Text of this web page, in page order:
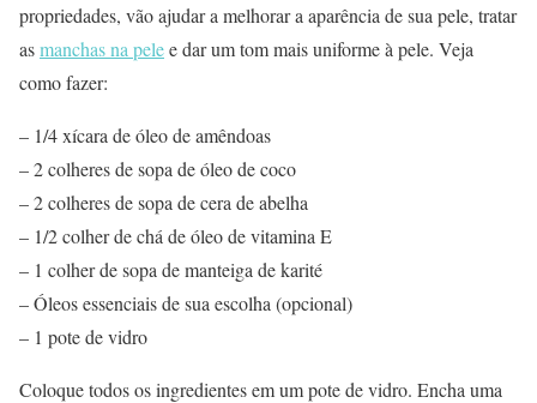
propriedades, vão ajudar a melhorar a aparência de sua pele, tratar
asmanchas na pelee dar um tom mais uniforme à pele. Veja
como fazer:
– 1/4 xícara de óleo de amêndoas
– 2 colheres de sopa de óleo de coco
– 2 colheres de sopa de cera de abelha
– 1/2 colher de chá de óleo de vitamina E
– 1 colher de sopa de manteiga de karité
– Óleos essenciais de sua escolha (opcional)
– 1 pote de vidro
Coloque todos os ingredientes em um pote de vidro. Encha uma